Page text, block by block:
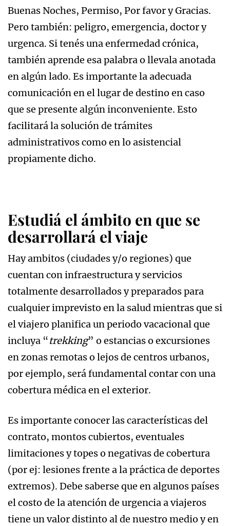
Buenas Noches, Permiso, Por favor y Gracias.
Pero también: peligro, emergencia, doctor y
urgenca. Si tenés una enfermedad crónica,
también aprende esa palabra o llevala anotada
en algún lado. Es importante la adecuada
comunicación en el lugar de destino en caso
que se presente algún inconveniente. Esto
facilitará la solución de trámites
administrativos como en lo asistencial
propiamente dicho.
Estudiá el ámbito en que se
desarrollará el viaje
Hay ambitos (ciudades y/o regiones) que
cuentan con infraestructura y servicios
totalmente desarrollados y preparados para
cualquier imprevisto en la salud mientras que si
el viajero planifica un periodo vacacional que
incluya “trekking” o estancias o excursiones
en zonas remotas o lejos de centros urbanos,
por ejemplo, será fundamental contar con una
cobertura médica en el exterior.
Es importante conocer las características del
contrato, montos cubiertos, eventuales
limitaciones y topes o negativas de cobertura
(por ej: lesiones frente a la práctica de deportes
extremos). Debe saberse que en algunos países
el costo de la atención de urgencia a viajeros
tiene un valor distinto al de nuestro medio y en